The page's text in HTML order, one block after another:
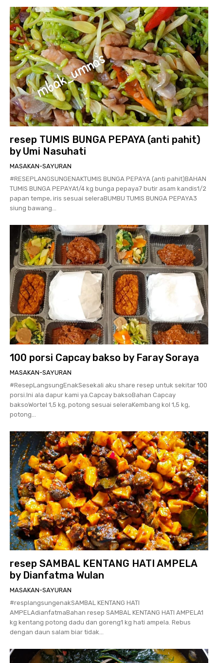
resep TUMIS BUNGA PEPAYA (anti pahit)
by Umi Nasuhati
MASAKAN-SAYURAN
#RESEPLANGSUNGENAKTUMIS BUNGA PEPAYA (anti pahit)BAHAN
TUMIS BUNGA PEPAYA1/4 kg bunga pepaya7 butir asam kandis1/2
papan tempe, iris sesuai seleraBUMBU TUMIS BUNGA PEPAYA3
siung bawang...
100 porsi Capcay bakso by Faray Soraya
MASAKAN-SAYURAN
#ResepLangsungEnakSesekali aku share resep untuk sekitar 100
porsi.Ini ala dapur kami ya.Capcay baksoBahan Capcay
baksoWortel 1,5 kg, potong sesuai seleraKembang kol 1,5 kg,
potong...
resep SAMBAL KENTANG HATI AMPELA
by Dianfatma Wulan
MASAKAN-SAYURAN
#resplangsungenakSAMBAL KENTANG HATI
AMPELAdianfatmaBahan resep SAMBAL KENTANG HATI AMPELA1
kg kentang potong dadu dan goreng1 kg hati ampela. Rebus
dengan daun salam biar tidak...